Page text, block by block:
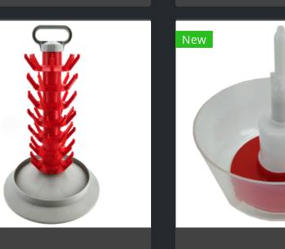
ด้วยน้ำอุ่น สามาร
เช่นกันเพื่อให้แน่ใ
แตนเลสของคุณ
อัตราส่วน 1.5 มล.
x1 - A-Type
Tube x1 - D-
ซิลิโคน Dip
Keg Lid กับ PRV
10 ลิตรทำจา
stainlessทั้งหมด
ขนาด 19 ลิตรตัว
Washout ยังมีกา
New